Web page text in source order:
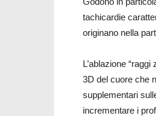
tachicardie
originano nella
L’ablazione
3D del cuore che
supplementari
incrementare i